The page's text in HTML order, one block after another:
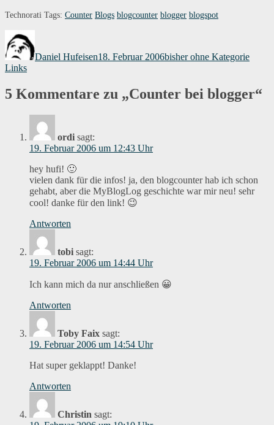
Technorati Tags: Counter Blogs blogcounter blogger blogspot
Daniel Hufeisen18. Februar 2006bisher ohne Kategorie
Links
5 Kommentare zu „Counter bei blogger“
ordi sagt:
19. Februar 2006 um 12:43 Uhr
hey hufi! 🙂
vielen dank für die infos! ja, den blogcounter hab ich schon
gehabt, aber die MyBlogLog geschichte war mir neu! sehr
cool! danke für den link! 😉
Antworten
tobi sagt:
19. Februar 2006 um 14:44 Uhr
Ich kann mich da nur anschließen 😀
Antworten
Toby Faix sagt:
19. Februar 2006 um 14:54 Uhr
Hat super geklappt! Danke!
Antworten
Christin sagt: